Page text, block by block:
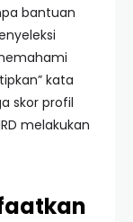
bantuan
kata
skor profil
melakukan